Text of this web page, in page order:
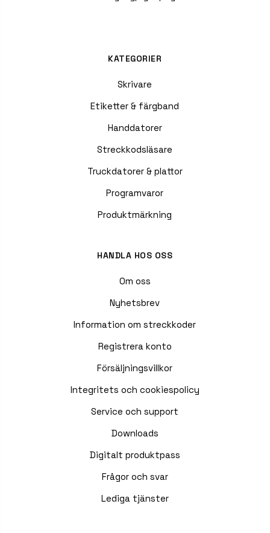
KATEGORIER
Skrivare
Etiketter & färgband
Handdatorer
Streckkodsläsare
Truckdatorer & plattor
Programvaror
Produktmärkning
HANDLA HOS OSS
Om oss
Nyhetsbrev
Information om streckkoder
Registrera konto
Försäljningsvillkor
Integritets och cookiespolicy
Service och support
Downloads
Digitalt produktpass
Frågor och svar
Lediga tjänster